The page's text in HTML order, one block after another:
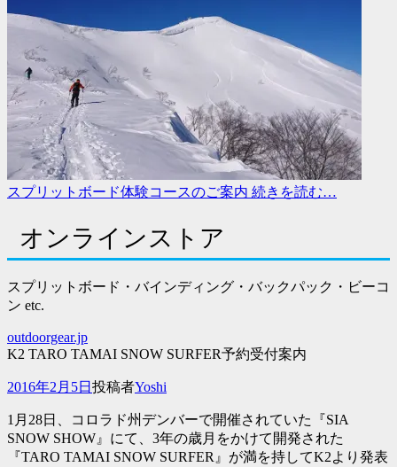
スプリットボード体験コースのご案内 続きを読む…
オンラインストア
スプリットボード・バインディング・バックパック・ビーコ
ン etc.
outdoorgear.jp
K2 TARO TAMAI SNOW SURFER予約受付案内
投
日
2016年2月5日 投稿者Yoshi
1月28日、コロラド州デンバーで開催されていた『SIA
SNOW SHOW』にて、3年の歳月をかけて開発された
『TARO TAMAI SNOW SURFER』 が満を持してK2より発表